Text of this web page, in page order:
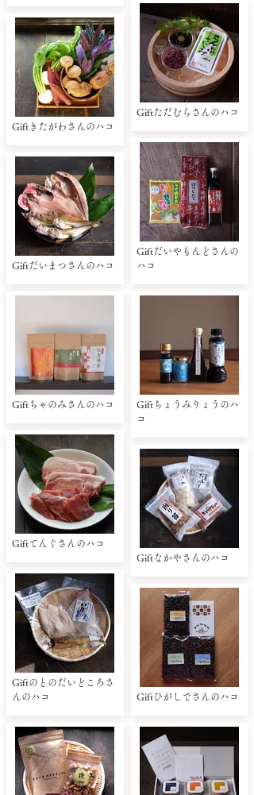
Giftきたがわさんのハコ
Giftだいまつさんのハコ
Giftちゃのみさんのハコ
Giftてんぐさんのハコ
Giftのとのだいどころさ
んのハコ
Giftただむらさんのハコ
Giftだいやもんどさんの
ハコ
Giftちょうみりょうのハ
コ
Giftなかやさんのハコ
Giftひがしでさんのハコ